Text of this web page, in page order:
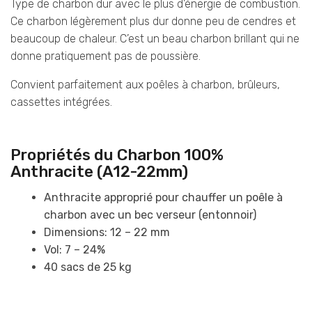
Type de charbon dur avec le plus d’énergie de combustion.
Ce charbon légèrement plus dur donne peu de cendres et
beaucoup de chaleur. C’est un beau charbon brillant qui ne
donne pratiquement pas de poussière.
Convient parfaitement aux poêles à charbon, brûleurs,
cassettes intégrées.
Propriétés du Charbon 100%
Anthracite (A12-22mm)
Anthracite approprié pour chauffer un poêle à
charbon avec un bec verseur (entonnoir)
Dimensions: 12 – 22 mm
Vol: 7 – 24%
40 sacs de 25 kg